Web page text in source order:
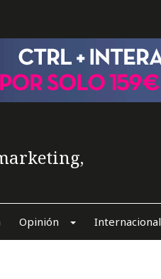
Opinión Internacional